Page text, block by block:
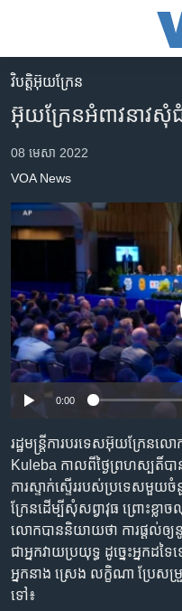
គេហទំព័រ​
ទាក់ទង
រំលង​
និង​
ទំព័រ​
ព័ត៌មាន​​
រំលង​
និង​
ចូល​
ទៅ​
ទំព័រ​
រចនា
រំលង​
និង​
ចូល​
ទៅ​
កាន់​
ទំព័រ​
ស្វែង​
រក
កម្ពុជា
អន្តរជាតិ
អាមេរិក
ហេឡូវីអូអេ
ព្រឹត្តិការណ៍ព័ត៌មាន
ទូរទស្សន៍ / វីដេអូ​
វិទ្យុ / ផតខាសថ៍
កម្មវិធីទាំងអស់
Khmer English
បណ្តាញ​សង្គម
ភាសា
វិបត្តិអ៊ុយក្រែន
អ៊ុយក្រែន​អំពាវនាវ​សុំ​
08 មេសា 2022
VOA News
No media
0:00
រដ្ឋមន្ត្រី​ការបរទេស​អ៊ុយក្រែន​ល
Kuleba កាលពី​​ថ្ងៃ​ព្រហស្បតិ៍​ប
ការ​ស្ទាក់ស្ទើរ​របស់​ប្រទេស​មួ
ក្រែន​ដើម្បី​សុំ​សព្វាវុធ​ ព្រោះ​ខ្ល
លោក​បាន​និយាយ​ថា ​ការ​ផ្តល់​ឲ្យ​
ជា​អ្នក​វាយ​ប្រយុទ្ធ ​ដូច្នេះ​អ្នក​ដ
អ្នក​នាង ស្រេង លក្ខិណា ប្រែស
ទៅ៖